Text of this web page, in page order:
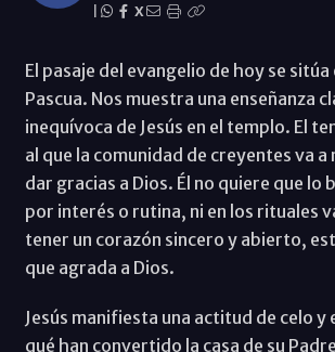
X
El pasaje del evangelio de hoy se sitúa
Pascua. Nos muestra una enseñanza
inequívoca de Jesús en el templo. El
al que la comunidad de creyentes va
dar gracias a Dios. Él no quiere que lo
por interés o rutina, ni en los rituales
tener un corazón sincero y abierto,
que agrada a Dios.
Jesús manifiesta una actitud de celo y
qué han convertido la casa de su